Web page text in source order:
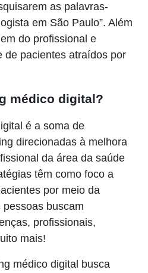
as palavras-
em São Paulo”. Além
do profissional e
de pacientes atraídos por
médico digital?
é a soma de
direcionadas à melhora
da área da saúde
têm como foco a
por meio da
buscam
profissionais,
mais!
médico digital busca